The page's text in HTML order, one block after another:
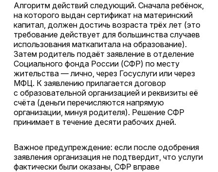
Алгоритм действий следующий. Сначала ребёнок,
на которого выдан сертификат на материнский
капитал, должен достичь возраста трёх лет (это
требование действует для большинства случаев
использования маткапитала на образование).
Затем родитель подаёт заявление в отделение
Социального фонда России (СФР) по месту
жительства — лично, через Госуслуги или через
МФЦ. К заявлению прилагается договор
с образовательной организацией и реквизиты её
счёта (деньги перечисляются напрямую
организации, минуя родителя). Решение СФР
принимает в течение десяти рабочих дней.
Важное предупреждение: если после одобрения
заявления организация не подтвердит, что услуги
фактически были оказаны, СФР вправе